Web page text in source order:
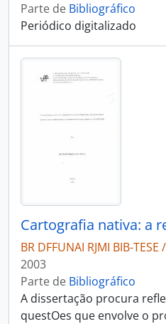
Parte de Bibliográfico
Periódico digitalizado
BR DFFUNAI RJMI BIB-
2003
Parte de Bibliográfico
A dissertação procura
questOes que envolve o